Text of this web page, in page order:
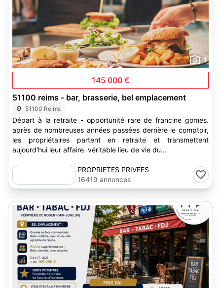
1
145 000 €
51100 reims - bar, brasserie, bel emplacement
51100 Reims
Départ à la retraite - opportunité rare de francine gomes.
après de nombreuses années passées derrière le comptoir,
les propriétaires partent en retraite et transmettent
aujourd'hui leur affaire. véritable lieu de vie du...
PROPRIETES PRIVEES
16419 annonces